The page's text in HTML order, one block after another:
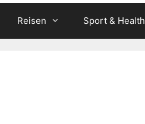
Reisen Sport & Health